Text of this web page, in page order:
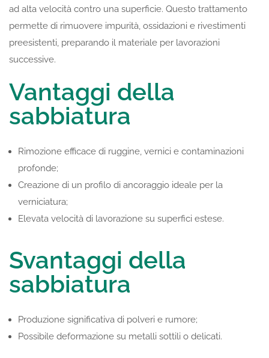
ad alta velocità contro una superficie. Questo trattamento
permette di rimuovere impurità, ossidazioni e rivestimenti
preesistenti, preparando il materiale per lavorazioni
successive.
Vantaggi della
sabbiatura
Rimozione efficace di ruggine, vernici e contaminazioni
profonde;
Creazione di un profilo di ancoraggio ideale per la
verniciatura;
Elevata velocità di lavorazione su superfici estese.
Svantaggi della
sabbiatura
Produzione significativa di polveri e rumore;
Possibile deformazione su metalli sottili o delicati.